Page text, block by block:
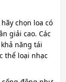
chọn loa có
giải cao. Các
năng tái
thể loại nhạc